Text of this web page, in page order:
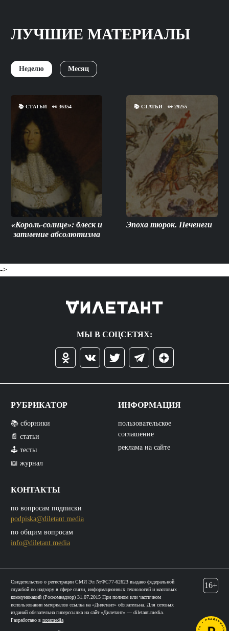
ЛУЧШИЕ МАТЕРИАЛЫ
Неделю Месяц
📚 СТАТЬИ 👀 36354
«Король-солнце»: блеск и
затмение абсолютизма
📚СТАТЬИ 👀29255
Эпоха тюрок. Печенеги
->
МЫ В СОЦСЕТЯХ:
РУБРИКАТОР
📚 сборники
📄 статьи
🕹️ тесты
📖 журнал
КОНТАКТЫ
по вопросам подписки
podpiska@diletant.media
по общим вопросам
info@diletant.media
ИНФОРМАЦИЯ
пользовательское
соглашение
реклама на сайте
Свидетельство о регистрации СМИ Эл №ФС77-62623 выдано федеральной
службой по надзору в сфере связи, информационных технологий и массовых
коммуникаций (Роскомнадзор) 31.07.2015 При полном или частичном
использовании материалов ссылка на «Дилетант» обязательна. Для сетевых
изданий обязательна гиперссылка на сайт «Дилетант» — diletant.media.
Разработано в notamedia
16+